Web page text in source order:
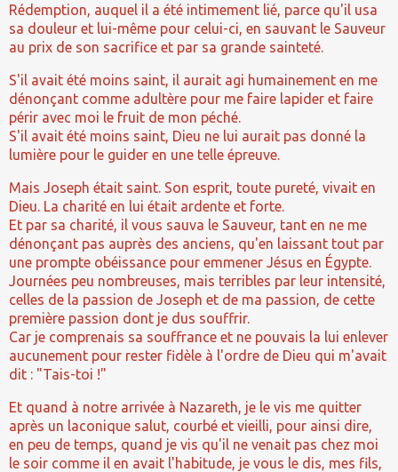
Rédemption, auquel il a été intimement lié, parce qu'il usa
sa douleur et lui-même pour celui-ci, en sauvant le Sauveur
au prix de son sacrifice et par sa grande sainteté.
S'il avait été moins saint, il aurait agi humainement en me
dénonçant comme adultère pour me faire lapider et faire
périr avec moi le fruit de mon péché.
S'il avait été moins saint, Dieu ne lui aurait pas donné la
lumière pour le guider en une telle épreuve.
Mais Joseph était saint. Son esprit, toute pureté, vivait en
Dieu. La charité en lui était ardente et forte.
Et par sa charité, il vous sauva le Sauveur, tant en ne me
dénonçant pas auprès des anciens, qu'en laissant tout par
une prompte obéissance pour emmener Jésus en Égypte.
Journées peu nombreuses, mais terribles par leur intensité,
celles de la passion de Joseph et de ma passion, de cette
première passion dont je dus souffrir.
Car je comprenais sa souffrance et ne pouvais la lui enlever
aucunement pour rester fidèle à l'ordre de Dieu qui m'avait
dit : "Tais-toi !"
Et quand à notre arrivée à Nazareth, je le vis me quitter
après un laconique salut, courbé et vieilli, pour ainsi dire,
en peu de temps, quand je vis qu'il ne venait pas chez moi
le soir comme il en avait l'habitude, je vous le dis, mes fils,